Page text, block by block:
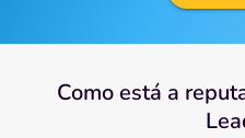
Como está a